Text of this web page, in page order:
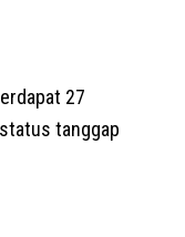
27
tanggap